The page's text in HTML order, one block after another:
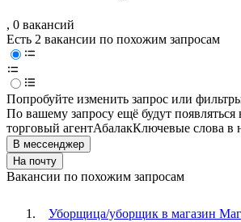
, 0 вакансий
Есть 2 вакансии по похожим запросам
Попробуйте изменить запрос или
По вашему запросу ещё будут
торговый агентАбалакКлючевые слова в
В мессенджер
На почту
Вакансии по похожим запросам
Уборщица/уборщик в магазин